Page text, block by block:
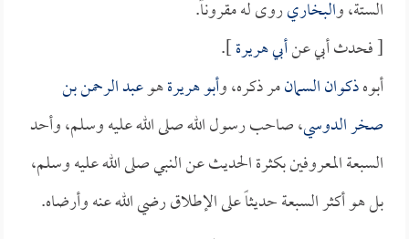
الستة، والبخاريروى له مقروناً.
[ فحدث أبي عنأبي هريرة].
أبوهذكوان السمانمر ذكره، وأبو هريرةهوعبد الرحمن بن
صخر الدوسي، صاحب رسول الله صلى الله عليه وسلم، وأحد
السبعة المعروفين بكثرة الحديث عن النبي صلى الله عليه وسلم،
بل هو أكثر السبعة حديثاً على الإطلاق رضي الله عنه وأرضاه.